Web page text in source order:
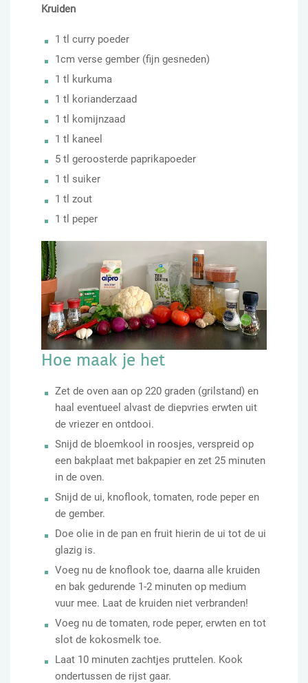
Kruiden
1 tl curry poeder
1cm verse gember (fijn gesneden)
1 tl kurkuma
1 tl korianderzaad
1 tl komijnzaad
1 tl kaneel
5 tl geroosterde paprikapoeder
1 tl suiker
1 tl zout
1 tl peper
Hoe maak je het
Zet de oven aan op 220 graden (grilstand) en
haal eventueel alvast de diepvries erwten uit
de vriezer en ontdooi.
Snijd de bloemkool in roosjes, verspreid op
een bakplaat met bakpapier en zet 25 minuten
in de oven.
Snijd de ui, knoflook, tomaten, rode peper en
de gember.
Doe olie in de pan en fruit hierin de ui tot de ui
glazig is.
Voeg nu de knoflook toe, daarna alle kruiden
en bak gedurende 1-2 minuten op medium
vuur mee. Laat de kruiden niet verbranden!
Voeg nu de tomaten, rode peper, erwten en tot
slot de kokosmelk toe.
Laat 10 minuten zachtjes pruttelen. Kook
ondertussen de rijst gaar.